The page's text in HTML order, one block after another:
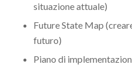
situazione attuale)
Future State Map
futuro)
Piano di